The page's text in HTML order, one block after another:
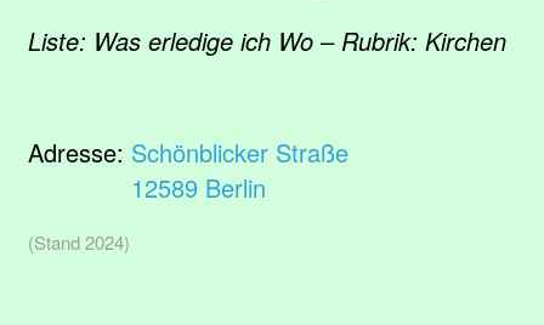
Liste: Was erledige ich Wo – Rubrik: Kirchen
Adresse: Schönblicker Straße
12589 Berlin
(Stand 2024)